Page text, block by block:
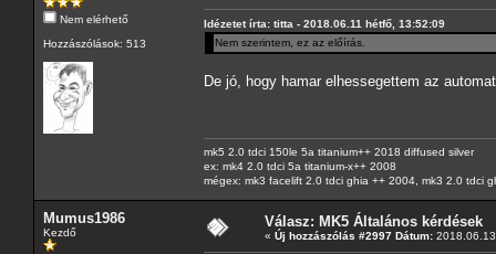
Nem elérhető
Hozzászólások: 513
Idézetet írta: titta - 2018.06.11 hétfő, 13:52:09
Nem szerintem, ez az előírás.
De jó, hogy hamar elhessegettem az
mk5 2.0 tdci 150le 5a titanium++ 2018 diffused silver
ex: mk4 2.0 tdci 5a titanium-x++ 2008
mégex: mk3 facelift 2.0 tdci ghia ++ 2004, mk3 2.0 tdci
Mumus1986
Kezdő
Válasz: MK5 Általános kérdések
« Új hozzászólás #2997 Dátum: